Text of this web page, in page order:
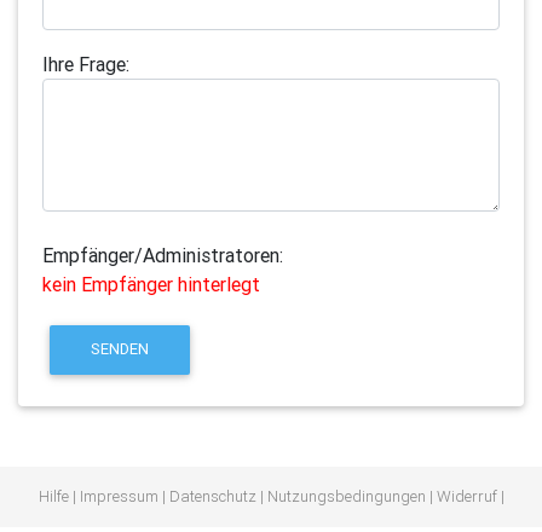
Ihre Frage:
Empfänger/Administratoren:
kein Empfänger hinterlegt
SENDEN
Hilfe| Impressum | Datenschutz| Nutzungsbedingungen | Widerruf|